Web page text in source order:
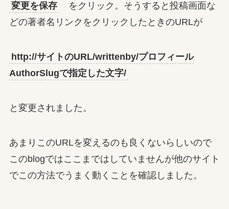
変更を保存
をクリック。そうすると投稿画面な
どの著者名リンクをクリックしたときのURLが
http://サイトのURL/writtenby/プロフィール
AuthorSlugで指定した文字/
と変更されました。
あまりこのURLを変えるのも良くないらしいので
このblogではここまではしていませんが他のサイト
でこの方法でうまく動くことを確認しました。